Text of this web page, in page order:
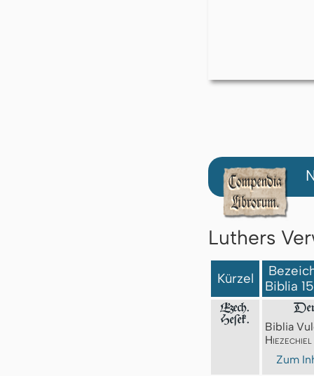
Luthers
Kürzel
Biblia
Ezech.
Heſek.
Der
Biblia
Hiezechiel
Zum